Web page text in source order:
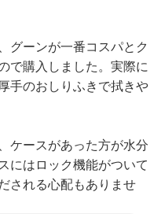
グーンが一番コスパとク
で購入しました。実際に
手のおしりふきで拭きや
ケースがあった方が水分
にはロック機能がついて
される心配もありませ